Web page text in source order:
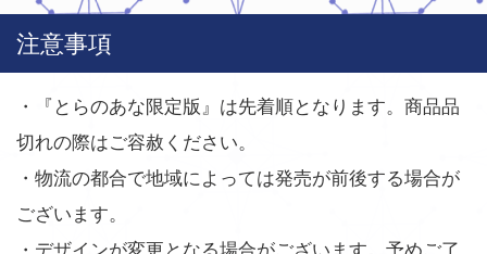
注意事項
・『とらのあな限定版』は先着順となります。商品品
切れの際はご容赦ください。
・物流の都合で地域によっては発売が前後する場合が
ございます。
・デザインが変更となる場合がございます。予めご了